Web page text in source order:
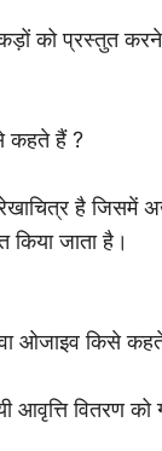
को प्रस्तुत
कहते हैं ?
है जिसमें
किया जाता है।
ओजाइव किसे
आवृत्ति वितरण